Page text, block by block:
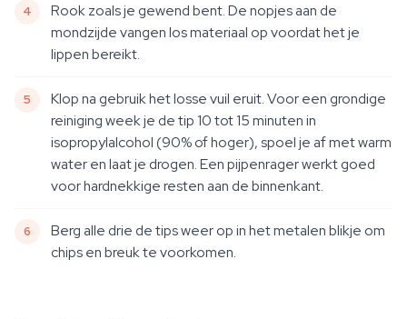
Rook zoals je gewend bent. De nopjes aan de
mondzijde vangen los materiaal op voordat het je
lippen bereikt.
Klop na gebruik het losse vuil eruit. Voor een grondige
reiniging week je de tip 10 tot 15 minuten in
isopropylalcohol (90% of hoger), spoel je af met warm
water en laat je drogen. Een pijpenrager werkt goed
voor hardnekkige resten aan de binnenkant.
Berg alle drie de tips weer op in het metalen blikje om
chips en breuk te voorkomen.